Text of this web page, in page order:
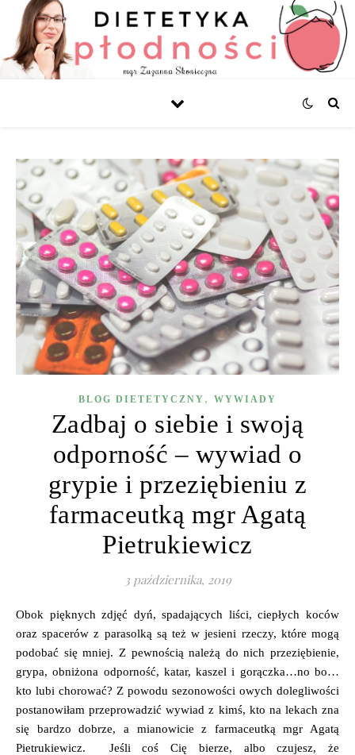
BLOG DIETETYCZNY , WYWIADY
Zadbaj o siebie i swoją
odporność – wywiad o
grypie i przeziębieniu z
farmaceutką mgr Agatą
Pietrukiewicz
3 października, 2019
Obok pięknych zdjęć dyń, spadających liści, ciepłych koców
oraz spacerów z parasolką są też w jesieni rzeczy, które mogą
podobać się mniej. Z pewnością należą do nich przeziębienie,
grypa, obniżona odporność, katar, kaszel i gorączka…no bo…
kto lubi chorować? Z powodu sezonowości owych dolegliwości
postanowiłam przeprowadzić wywiad z kimś, kto na lekach zna
się bardzo dobrze, a mianowicie z farmaceutką mgr Agatą
Pietrukiewicz. Jeśli coś Cię bierze, albo czujesz, że